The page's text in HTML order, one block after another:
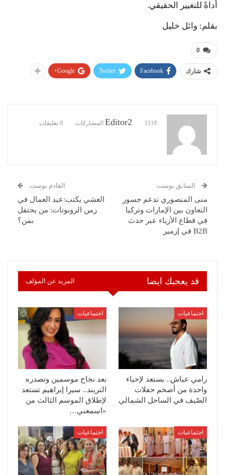
أداةً للتغيير الحقيقي.
بقلم: وائل خليل
0
شارك Facebook
Twitter
Google+
Editor2 1119 المشاركات 0 تعليقات
السابق بوست
منى المنصوري تدعم جسور
التعاون بين الإمارات وتركيا
في قطاع الأزياء عبر حدث
B2B في إزمير
القادم بوست
العشي يكتب:عيد العمال في
زمن الروبوتات: من يحتفل
بمن؟
قد يعجبك ايضا المزيد عن المؤلف
اجتماعيات
رامي عياش.. يستعد لإحياء
واحدة من أضخم حفلات
الصّيف في الساحل الشمالي
اجتماعيات
بعد نجاح موسمين وتصدره
التريند.. سيرا إبراهيم تستعد
لإطلاق الموسم الثالث من
«اسمعني…
اجتماعيات اجتماعيات